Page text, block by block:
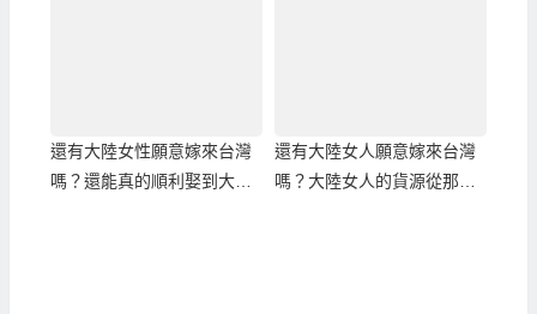
還有大陸女性願意嫁來台灣
嗎？還能真的順利娶到大陸
還有大陸女人願意嫁來台灣
嗎？大陸女人的貨源從那